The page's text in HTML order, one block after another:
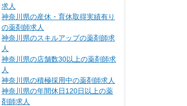
求人
神奈川県の産休・育休取得実績有り
の薬剤師求人
神奈川県のスキルアップの薬剤師求
人
神奈川県の店舗数30以上の薬剤師求
人
神奈川県の積極採用中の薬剤師求人
神奈川県の年間休日120日以上の薬
剤師求人